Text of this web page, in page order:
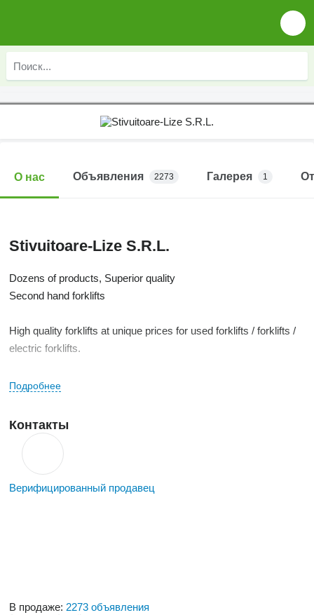
О нас Объявления 2273 Галерея 1
Stivuitoare-Lize S.R.L.
Dozens of products, Superior quality
Second hand forklifts
High quality forklifts at unique prices for used forklifts / forklifts /
electric forklifts.
I opened a new location. 73B Bucharest-Urziceni Road, Afumati
We are waiting for you in our new office in Ilfov.
Подробнее
Контакты
Верифицированный продавец
В продаже: 2273 объявления